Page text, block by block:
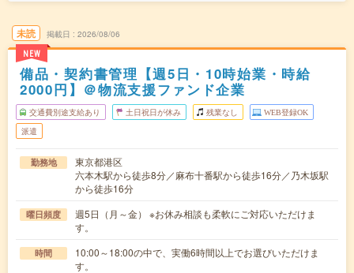
未読
NEW
掲載日 2026/08/06
備品・契約書管理【週5日・10時始業・時給
2000円】＠物流支援ファンド企業
交通費別途支給あり 土日祝日が休み 残業なし WEB登録OK
派遣
勤務地
東京都港区
六本木駅から徒歩8分／麻布十番駅から徒歩16分／乃木坂駅
から徒歩16分
曜日頻度
週5日（月～金） ※お休み相談も柔軟にご対応いただけま
す。
時間
10:00～18:00の中で、実働6時間以上でお選びいただけま
す。